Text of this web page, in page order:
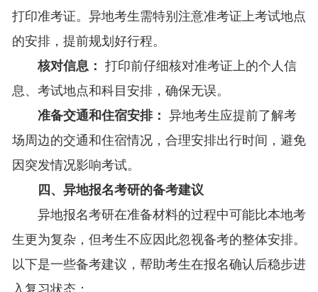
打印准考证。异地考生需特别注意准考证上考试地点
的安排，提前规划好行程。
核对信息： 打印前仔细核对准考证上的个人信
息、考试地点和科目安排，确保无误。
准备交通和住宿安排： 异地考生应提前了解考
场周边的交通和住宿情况，合理安排出行时间，避免
因突发情况影响考试。
四、异地报名考研的备考建议
异地报名考研在准备材料的过程中可能比本地考
生更为复杂，但考生不应因此忽视备考的整体安排。
以下是一些备考建议，帮助考生在报名确认后稳步进